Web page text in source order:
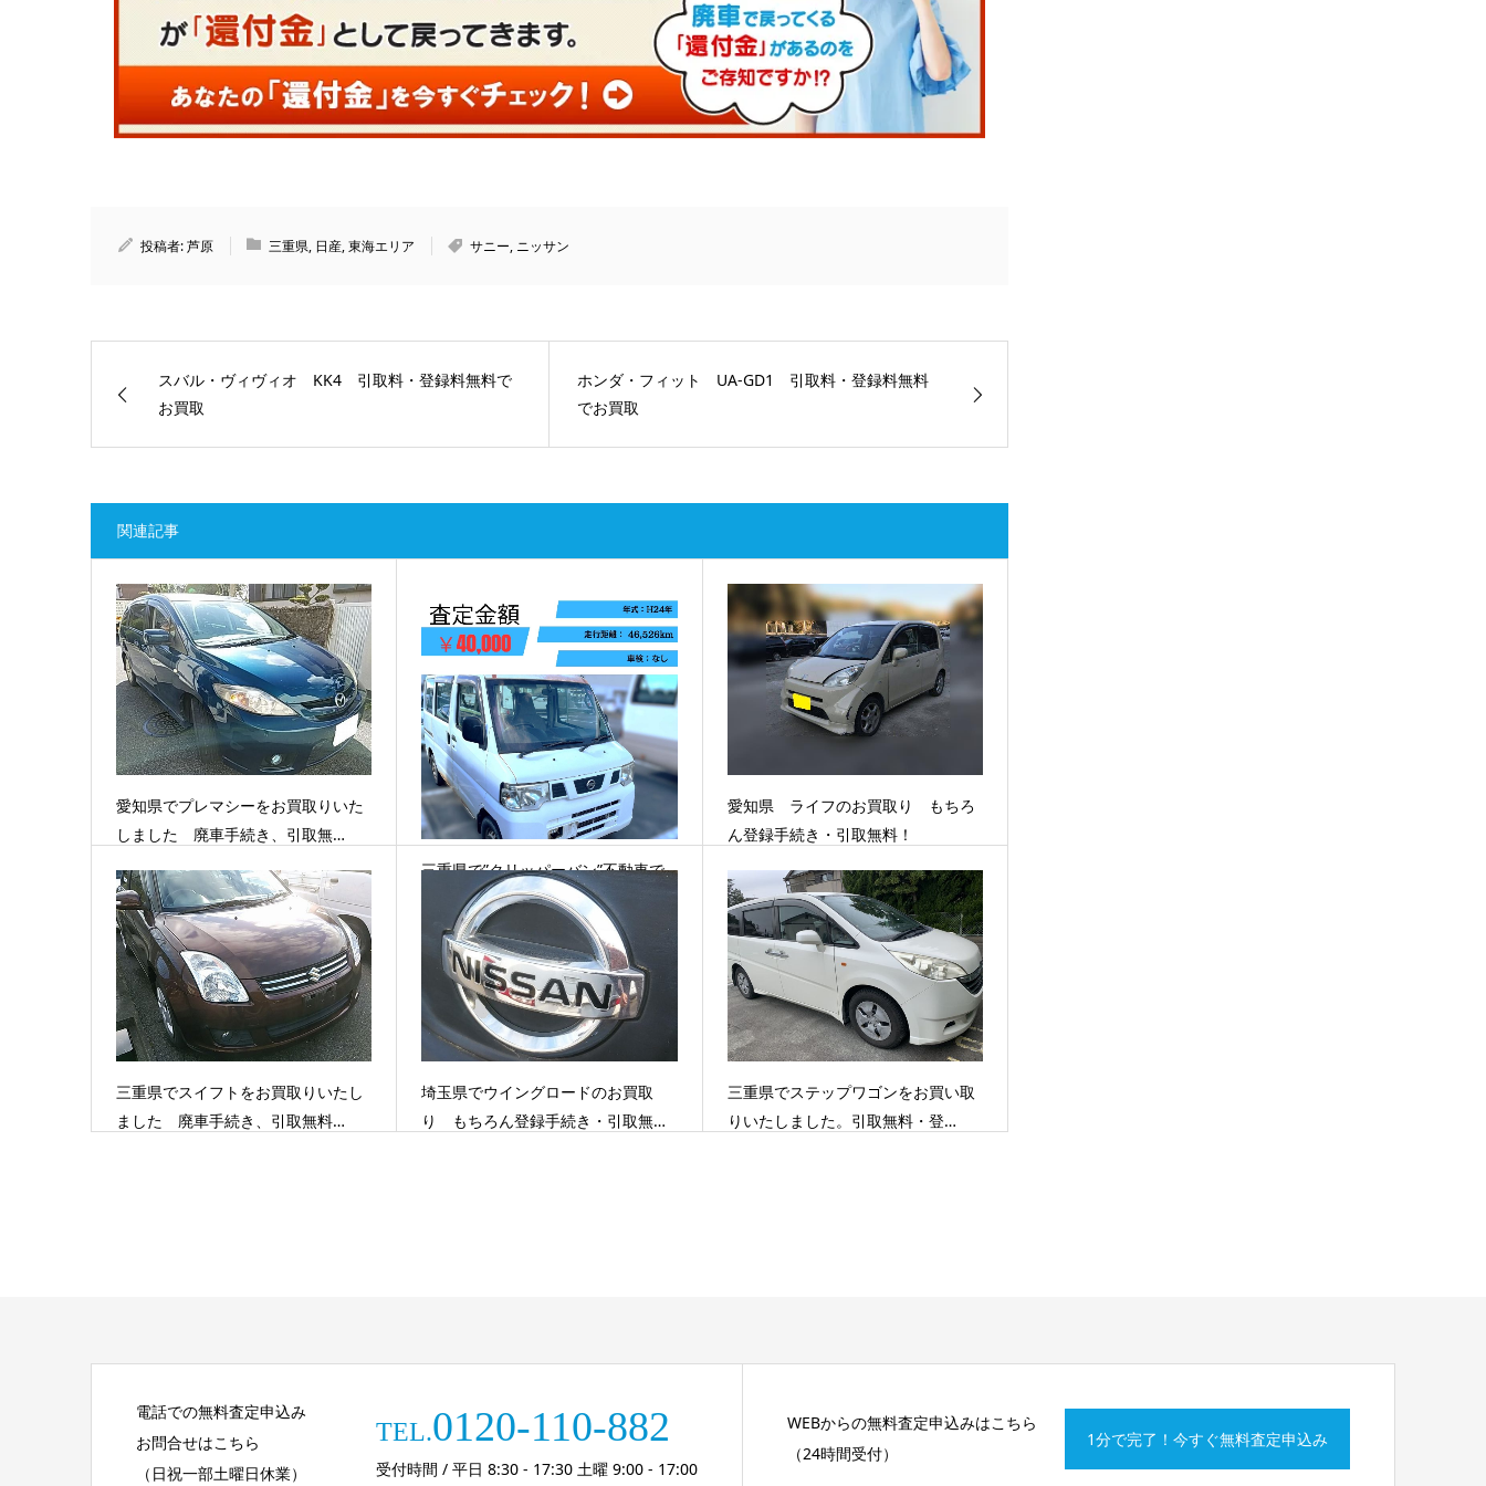
投稿者:芦原 三重県, 日産,東海エリア サニー, ニッサン
スバル・ヴィヴィオ KK4 引取料・登録料無料で
お買取
ホンダ・フィット UA-GD1 引取料・登録料無料
でお買取
関連記事
愛知県でプレマシーをお買取りいた
しました 廃車手続き、引取無…
三重県で”クリッパーバン”不動車で
愛知県 ライフのお買取り もちろ
ん登録手続き・引取無料！
三重県でスイフトをお買取りいたし
ました 廃車手続き、引取無料…
埼玉県でウイングロードのお買取
り もちろん登録手続き・引取無…
三重県でステップワゴンをお買い取
りいたしました。引取無料・登…
電話での無料査定申込み
お問合せはこちら
（日祝一部土曜日休業）
TEL.0120-110-882
受付時間 / 平日 8:30 - 17:30 土曜 9:00 - 17:00
WEBからの無料査定申込みはこちら
（24時間受付）
1分で完了！今すぐ無料査定申込み